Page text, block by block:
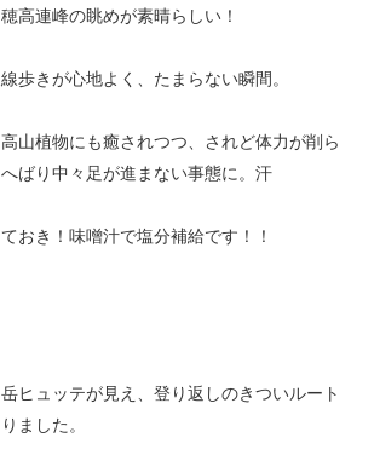
高連峰の眺めが素晴らしい！
歩きが心地よく、たまらない瞬間。
山植物にも癒されつつ、されど体力が削ら
ばり中々足が進まない事態に。汗
おき！味噌汁で塩分補給です！！
ヒュッテが見え、登り返しのきついルート
ました。